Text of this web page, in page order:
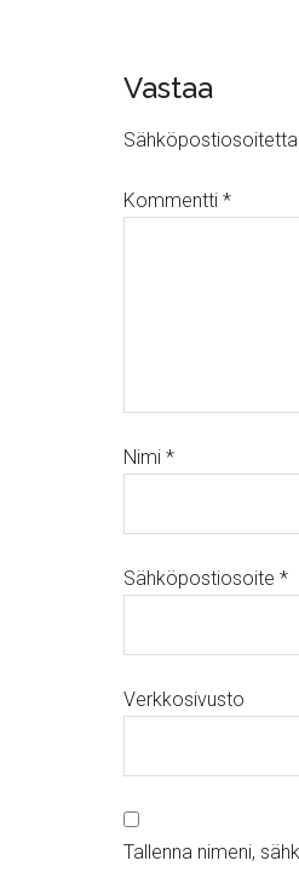
Vastaa
Kommentti *
Nimi *
Sähköpostiosoite *
Verkkosivusto
Tallenna nimeni,